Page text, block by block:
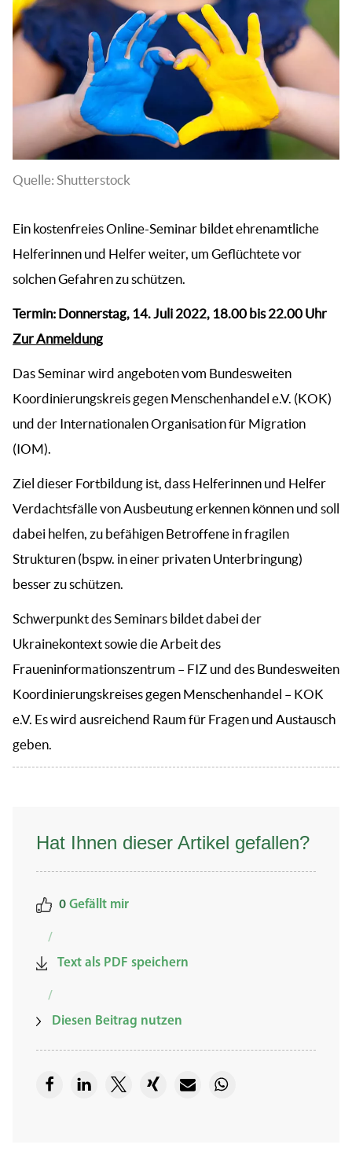
Quelle: Shutterstock
Ein kostenfreies Online-Seminar bildet ehrenamtliche
Helferinnen und Helfer weiter, um Geflüchtete vor
solchen Gefahren zu schützen.
Termin: Donnerstag, 14. Juli 2022, 18.00 bis 22.00 Uhr
Zur Anmeldung
Das Seminar wird angeboten vom Bundesweiten
Koordinierungskreis gegen Menschenhandel e.V. (KOK)
und der Internationalen Organisation für Migration
(IOM).
Ziel dieser Fortbildung ist, dass Helferinnen und Helfer
Verdachtsfälle von Ausbeutung erkennen können und soll
dabei helfen, zu befähigen Betroffene in fragilen
Strukturen (bspw. in einer privaten Unterbringung)
besser zu schützen.
Schwerpunkt des Seminars bildet dabei der
Ukrainekontext sowie die Arbeit des
Fraueninformationszentrum – FIZ und des Bundesweiten
Koordinierungskreises gegen Menschenhandel – KOK
e.V. Es wird ausreichend Raum für Fragen und Austausch
geben.
Hat Ihnen dieser Artikel gefallen?
0 Gefällt mir
/
Text als PDF speichern
/
Diesen Beitrag nutzen